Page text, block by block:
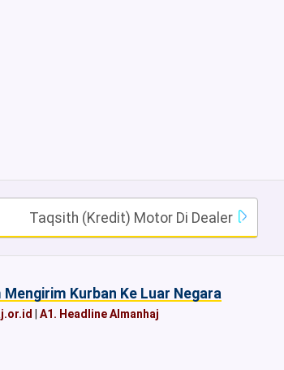
Taqsith (Kredit) Motor Di Dealer
Mengirim Kurban Ke Luar Negara
|A1. Headline Almanhaj